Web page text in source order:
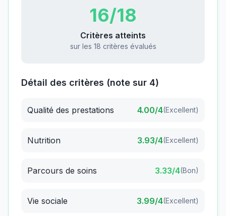
16/18
Critères atteints
sur les 18 critères évalués
Détail des critères (note sur 4)
Qualité des prestations 4.00/4(Excellent)
Nutrition 3.93/4(Excellent)
Parcours de soins 3.33/4(Bon)
Vie sociale 3.99/4(Excellent)